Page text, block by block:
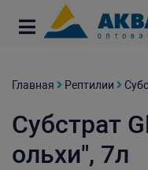
Главная Рептилии
Субстрат
ольхи", 7л